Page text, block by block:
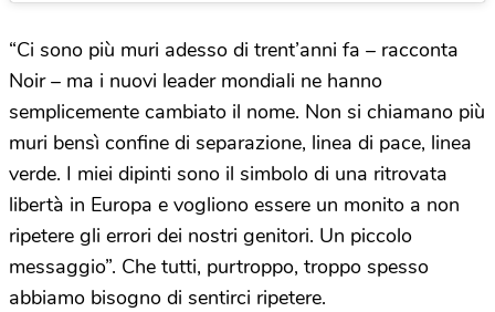
“Ci sono più muri adesso di trent’anni fa – racconta
Noir – ma i nuovi leader mondiali ne hanno
semplicemente cambiato il nome. Non si chiamano più
muri bensì confine di separazione, linea di pace, linea
verde. I miei dipinti sono il simbolo di una ritrovata
libertà in Europa e vogliono essere un monito a non
ripetere gli errori dei nostri genitori. Un piccolo
messaggio”. Che tutti, purtroppo, troppo spesso
abbiamo bisogno di sentirci ripetere.